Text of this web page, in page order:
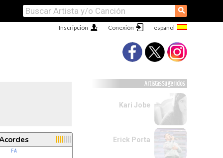
⚲
Conexión
Inscripción
FA
Artistas Sugeridos
Kari Jobe
Erick Porta